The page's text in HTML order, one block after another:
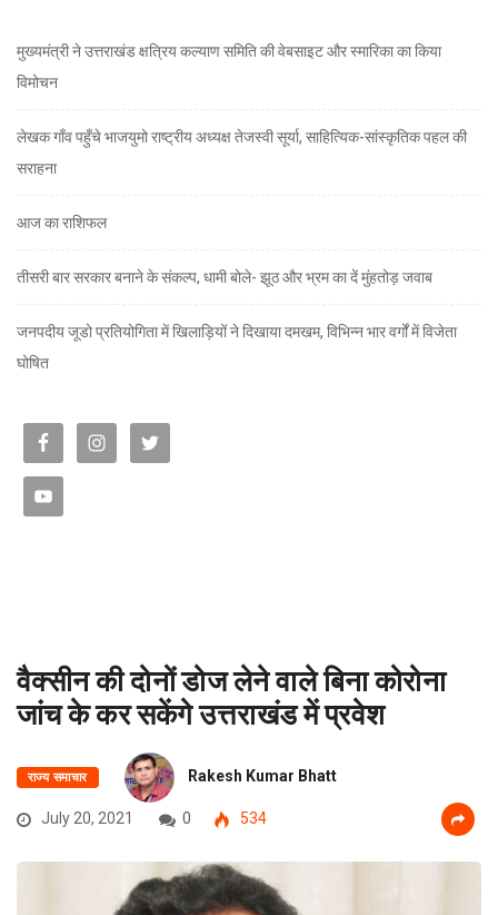
मुख्यमंत्री ने उत्तराखंड क्षत्रिय कल्याण समिति की वेबसाइट और स्मारिका का किया
विमोचन
लेखक गाँव पहुँचे भाजयुमो राष्ट्रीय अध्यक्ष तेजस्वी सूर्या, साहित्यिक-सांस्कृतिक पहल की
सराहना
आज का राशिफल
तीसरी बार सरकार बनाने के संकल्प, धामी बोले- झूठ और भ्रम का दें मुंहतोड़ जवाब
जनपदीय जूडो प्रतियोगिता में खिलाड़ियों ने दिखाया दमखम, विभिन्न भार वर्गों में विजेता
घोषित
वैक्सीन की दोनों डोज लेने वाले बिना कोरोना
जांच के कर सकेंगे उत्तराखंड में प्रवेश
राज्य समाचार Rakesh Kumar Bhatt
July 20, 2021 0 534